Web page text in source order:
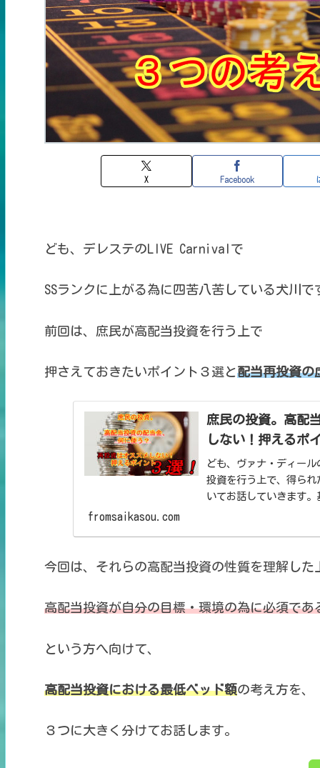
X Facebook
ども、デレステのLIVE Carnivalで
SSランクに上がる為に 四苦八苦している犬川で
前回は、 庶民が高配当投資を行う上で
押さえておきたいポイント３選と配当再投資の
庶民の投資。高配
しない！押えるポ
ども、ヴァナ・ディー
投資を行う上で、得ら
いてお話していきます
fromsaikasou.com
今回は、それらの高配当投資の性質を理解した
高配当投資が自分の目標・環境の為に必須であ
という方へ向けて、
高配当投資における最低ベッド額の考え方を、
３つに大きく分けてお話します。